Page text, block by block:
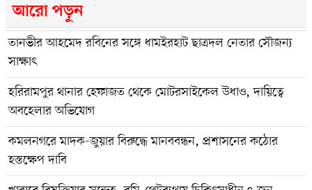
আরো পড়ুন
তানভীর আহমেদ রবিনের সঙ্গে ধামইরহাট ছাত্রদল নেতার সৌজন্য
সাক্ষাৎ
হরিরামপুর থানার হেফাজত থেকে মোটরসাইকেল উধাও, দায়িত্বে
অবহেলার অভিযোগ
কমলনগরে মাদক-জুয়ার বিরুদ্ধে মানববন্ধন, প্রশাসনের কঠোর
হস্তক্ষেপ দাবি